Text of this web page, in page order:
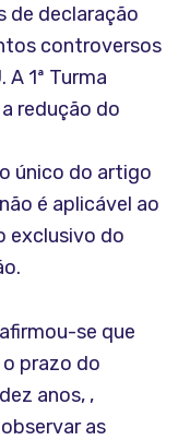
de declaração
controversos
A 1ª Turma
redução do
único do artigo
é aplicável ao
exclusivo do
se que
prazo do
anos, ,
as